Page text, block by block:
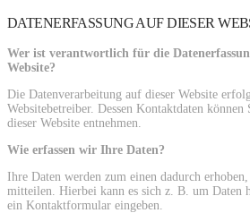
DATENERFASSUNG AUF DIESER
Wer ist verantwortlich für die
Website?
Die Datenverarbeitung auf dieser Website
Websitebetreiber. Dessen Kontaktdaten können
dieser Website entnehmen.
Wie erfassen wir Ihre Daten?
Ihre Daten werden zum einen dadurch erhoben,
mitteilen. Hierbei kann es sich z. B. um Daten
ein Kontaktformular eingeben.